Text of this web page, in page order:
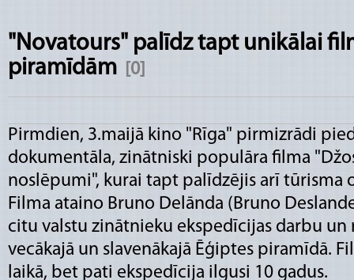
"Novatours" palīdz tapt unikālai
piramīdām
[0]
Pirmdien, 3.maijā kino "Rīga" pirmizrādi
dokumentāla, zinātniski populāra filma
noslēpumi", kurai tapt palīdzējis arī tūrisma
Filma ataino Bruno Delānda (Bruno
citu valstu zinātnieku ekspedīcijas darbu
vecākajā un slavenākajā Ēģiptes piramīdā.
laikā, bet pati ekspedīcija ilgusi 10 gadus.